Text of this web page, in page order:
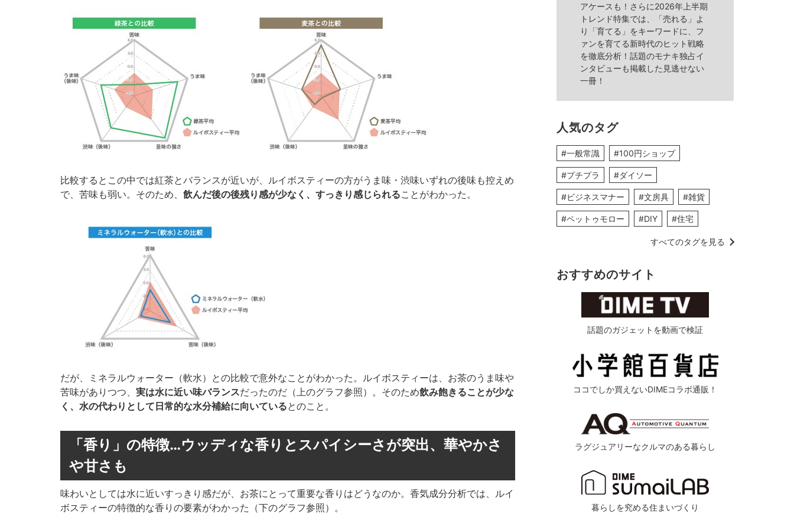
比較するとこの中では紅茶とバランスが近いが、ルイボスティーの方がうま味・渋味いずれの後味も控えめ
で、苦味も弱い。そのため、 飲んだ後の後残り感が少なく、すっきり感じられることがわかった。
だが、ミネラルウォーター（軟水）との比較で意外なことがわかった。ルイボスティーは、お茶のうま味や
苦味がありつつ、 実は水に近い味バランスだったのだ（上のグラフ参照）。そのため飲み飽きることが少な
く、水の代わりとして日常的な水分補給に向いているとのこと。
「香り」の特徴…ウッディな香りとスパイシーさが突出、華やかさ
や甘さも
味わいとしては水に近いすっきり感だが、お茶にとって重要な香りはどうなのか。香気成分分析では、ルイ
ボスティーの特徴的な香りの要素がわかった（下のグラフ参照）。
アケースも！さらに2026年上半期
トレンド特集では、「売れる」よ
り「育てる」をキーワードに、フ
ァンを育てる新時代のヒット戦略
を徹底分析！話題のモナキ独占イ
ンタビューも掲載した見逃せない
一冊！
人気のタグ
#一般常識 #100円ショップ
#プチプラ #ダイソー
#ビジネスマナー #文房具 #雑貨
#ペットゥモロー #DIY #住宅
すべてのタグを見る
おすすめのサイト
話題のガジェットを動画で検証
ココでしか買えないDIMEコラボ通販！
ラグジュアリーなクルマのある暮らし
暮らしを究める住まいづくり